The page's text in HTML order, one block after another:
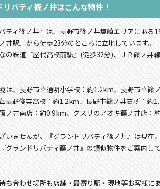
リバティ篠ノ井はこんな物件！
ティ篠ノ井』は、長野市篠ノ井塩崎エリアにある
井駅』から徒歩23分のところに立地しています。
の鉄道『屋代高校前駅』(徒歩32分)、ＪＲ篠ノ井
は、長野市立通明小学校：約1.2km、長野市立篠
長野俊英高校：約1.2km、長野市篠ノ井支所：約
ノ井南店：約0.9km、クスリのアオキ篠ノ井店：
いませんが、『グランドリバティ篠ノ井』は現在
グランドリバティ篠ノ井』の類似物件をご案内し
ち合わせ場所も店舗・最寄り駅・現地等お客様に